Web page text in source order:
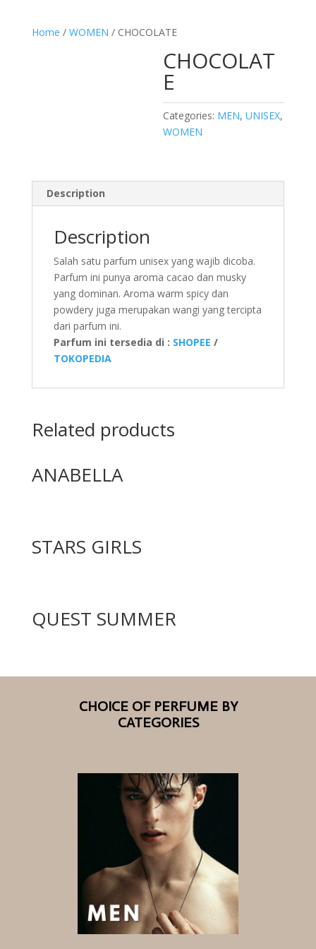
Home / WOMEN / CHOCOLATE
CHOCOLAT
E
Categories: MEN,UNISEX,
WOMEN
Description
Description
Salah satu parfum unisex yang wajib dicoba.
Parfum ini punya aroma cacao dan musky
yang dominan. Aroma warm spicy dan
powdery juga merupakan wangi yang tercipta
dari parfum ini.
Parfum ini tersedia di : SHOPEE /
TOKOPEDIA
Related products
ANABELLA
STARS GIRLS
QUEST SUMMER
CHOICE OF PERFUME BY
CATEGORIES